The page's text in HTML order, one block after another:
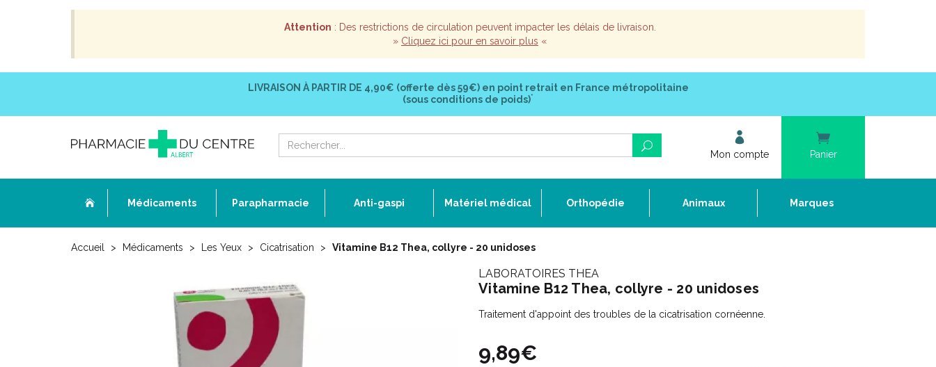
Attention : Des restrictions de circulation peuvent impacter les délais de livraison.
» Cliquez ici pour en savoir plus «
LIVRAISON À PARTIR DE 4,90€ (offerte dès 59€) en point retrait en France métropolitaine
(sous conditions de poids)*
Mon compte Panier
Médicaments Parapharmacie Anti-gaspi Matériel médical Orthopédie Animaux Marques
Accueil Médicaments Les Yeux Cicatrisation Vitamine B12 Thea, collyre - 20 unidoses
LABORATOIRES THEA
Vitamine B12 Thea, collyre - 20 unidoses
Traitement d'appoint des troubles de la cicatrisation cornéenne.
9,89€